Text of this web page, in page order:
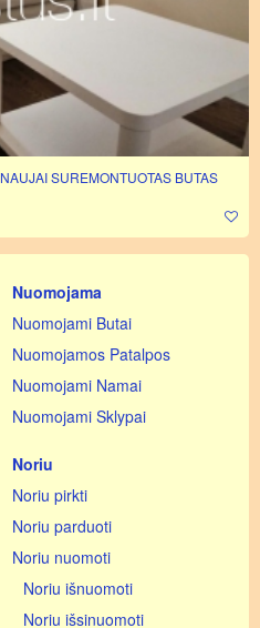
NAUJAI SUREMONTUOTAS BUTAS
Nuomojama
Nuomojami Butai
Nuomojamos Patalpos
Nuomojami Namai
Nuomojami Sklypai
Noriu
Noriu pirkti
Noriu parduoti
Noriu nuomoti
Noriu išnuomoti
Noriu išsinuomoti